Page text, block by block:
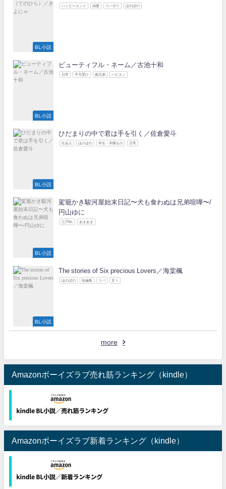
BL小説
ハッピーエンド 溺愛 スパダリ ほのぼの
BL小説
ビューティフル・ネーム／古池十和
日常 平凡受け 義兄弟 ハピエン
BL小説
ひだまりの中で君は手を引く／佐倉愛斗
社会人 ほのぼの 学生・学園もの 日常
BL小説
駕籠かき駿河屋始末日記〜犬も食わぬは兄弟喧嘩〜/
円山ゆに
江戸BL あまあま
BL小説
The stories of Six precious Lovers／海棠楓
ほのぼの 短編集 リバ 甘々
more
Amazonボーイズラブ売れ筋ランキング（kindle）
Amazonボーイズラブ新着ランキング（kindle）